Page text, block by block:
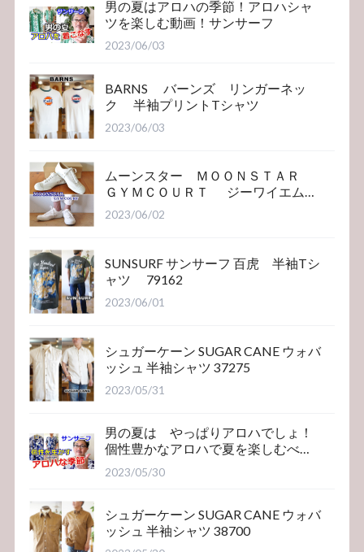
男の夏はアロハの季節！アロハシャ
ツを楽しむ動画！サンサーフ
2023/06/03
BARNS バーンズ リンガーネッ
ク 半袖プリントTシャツ
2023/06/03
ムーンスター ＭＯＯＮＳＴＡＲ
ＧＹＭＣＯＵＲＴ ジーワイエム
コート
2023/06/02
SUNSURF サンサーフ 百虎 半袖Tシ
ャツ 79162
2023/06/01
シュガーケーン SUGAR CANE ウォバ
ッシュ 半袖シャツ 37275
2023/05/31
男の夏は やっぱりアロハでしょ！
個性豊かなアロハで夏を楽しむべ
き！サンサーフ
2023/05/30
シュガーケーン SUGAR CANE ウォバ
ッシュ 半袖シャツ 38700